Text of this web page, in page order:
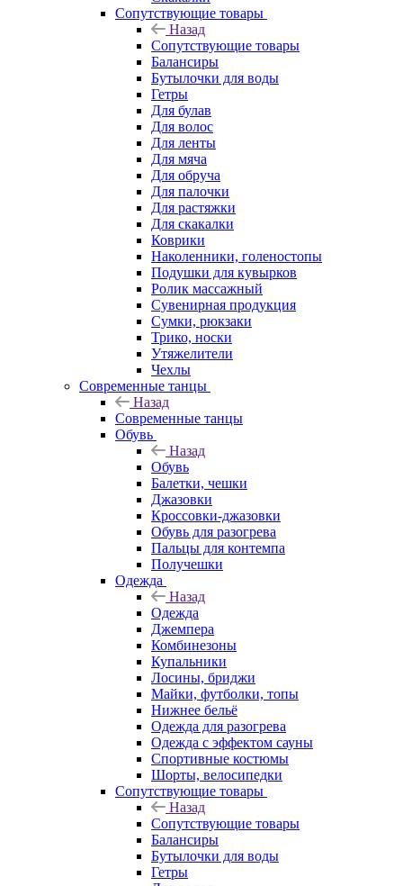
Сопутствующие товары
Назад
Сопутствующие товары
Балансиры
Бутылочки для воды
Гетры
Для булав
Для волос
Для ленты
Для мяча
Для обруча
Для палочки
Для растяжки
Для скакалки
Коврики
Наколенники, голеностопы
Подушки для кувырков
Ролик массажный
Сувенирная продукция
Сумки, рюкзаки
Трико, носки
Утяжелители
Чехлы
Современные танцы
Назад
Современные танцы
Обувь
Назад
Обувь
Балетки, чешки
Джазовки
Кроссовки-джазовки
Обувь для разогрева
Пальцы для контемпа
Получешки
Одежда
Назад
Одежда
Джемпера
Комбинезоны
Купальники
Лосины, бриджи
Майки, футболки, топы
Нижнее бельё
Одежда для разогрева
Одежда с эффектом сауны
Спортивные костюмы
Шорты, велосипедки
Сопутствующие товары
Назад
Сопутствующие товары
Балансиры
Бутылочки для воды
Гетры